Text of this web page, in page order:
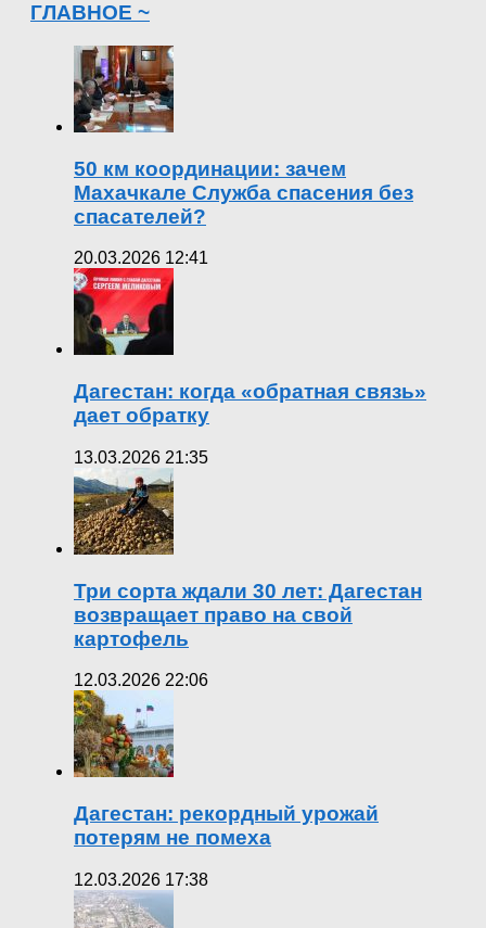
ГЛАВНОЕ ~
50 км координации: зачем
Махачкале Служба спасения без
спасателей?
20.03.2026 12:41
Дагестан: когда «обратная связь»
дает обратку
13.03.2026 21:35
Три сорта ждали 30 лет: Дагестан
возвращает право на свой
картофель
12.03.2026 22:06
Дагестан: рекордный урожай
потерям не помеха
12.03.2026 17:38